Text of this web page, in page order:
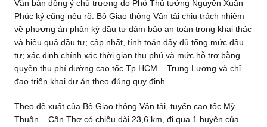
Văn bản đồng ý chủ trương do Phó Thủ tướng Nguyễn Xuân
Phúc ký cũng nêu rõ: Bộ Giao thông Vận tải chịu trách nhiệm
về phương án phân kỳ đầu tư đảm bảo an toàn trong khai thác
và hiệu quả đầu tư; cập nhất, tính toán đầy đủ tổng mức đầu
tư; xác định chính xác thời gian thu phú và mức hỗ trợ bằng
quyền thu phí đường cao tốc Tp.HCM – Trung Lương và chỉ
đạo triển khai dự án theo đúng quy định.
Theo đề xuất của Bộ Giao thông Vận tải, tuyến cao tốc Mỹ
Thuận – Cần Thơ có chiều dài 23,6 km, đi qua 1 huyện của